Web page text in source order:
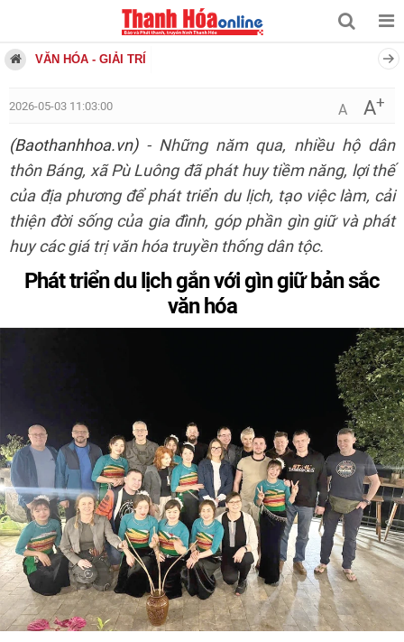
VĂN HÓA - GIẢI TRÍ
2026-05-03 11:03:00 A A+
(Baothanhhoa.vn)- Những năm qua, nhiều hộ dân
thôn Báng, xã Pù Luông đã phát huy tiềm năng, lợi thế
của địa phương để phát triển du lịch, tạo việc làm, cải
thiện đời sống của gia đình, góp phần gìn giữ và phát
huy các giá trị văn hóa truyền thống dân tộc.
Phát triển du lịch gắn với gìn giữ bản sắc
văn hóa